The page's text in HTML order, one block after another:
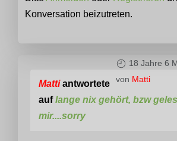
Konversation beizutreten.
18 Jahre 6
von Matti
Mattiantwortete
auflange nix gehört, bzw
mir....sorry